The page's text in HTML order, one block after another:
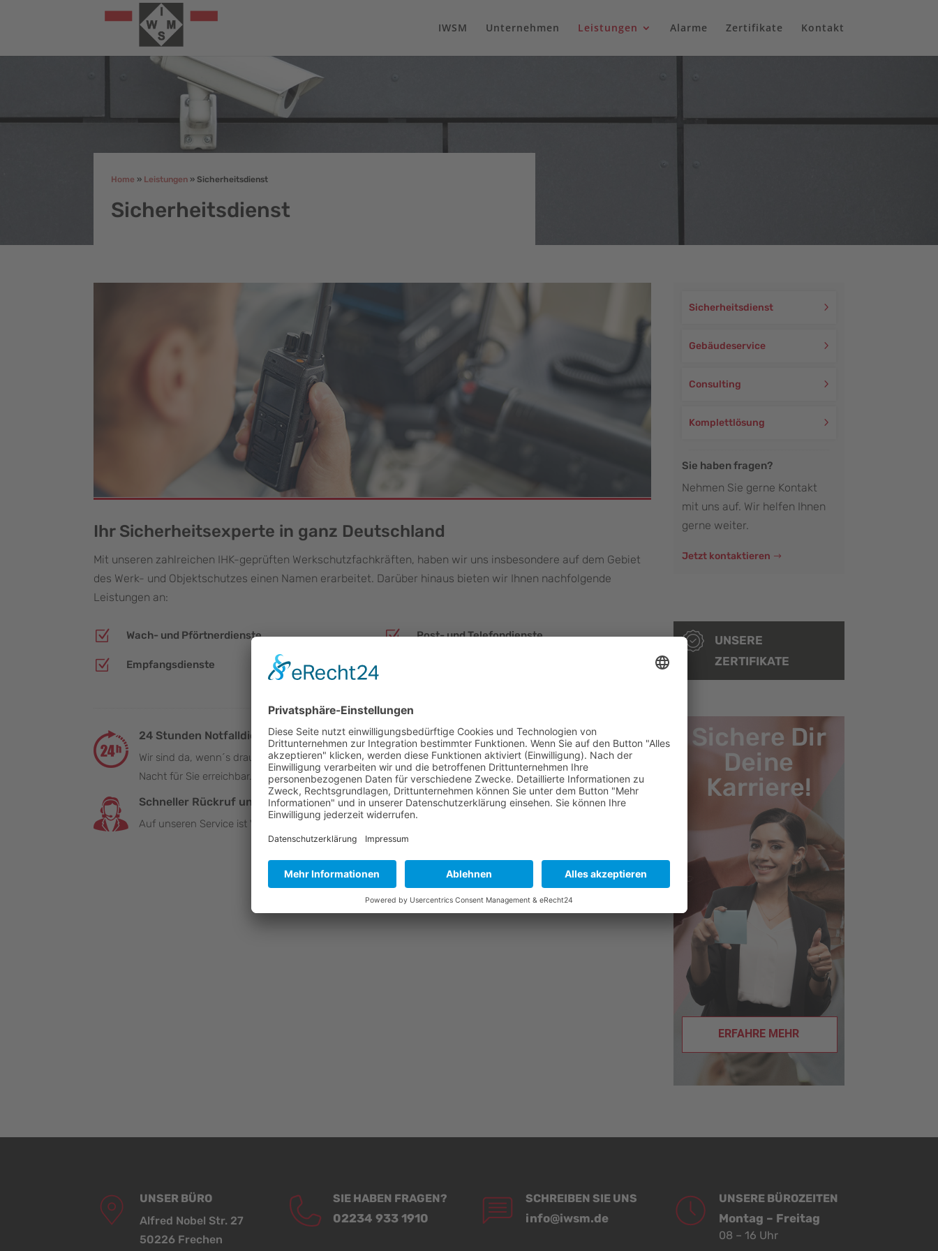
IWSM Unternehmen Leistungen Alarme Zertifikate Kontakt
Home » Leistungen »Sicherheitsdienst
Sicherheitsdienst
Ihr Sicherheitsexperte in ganz Deutschland
Mit unseren zahlreichen IHK-geprüften Werkschutzfachkräften, haben wir uns insbesondere auf dem Gebiet
des Werk- und Objektschutzes einen Namen erarbeitet. Darüber hinaus bieten wir Ihnen nachfolgende
Leistungen an:
Z Wach- und Pförtnerdienste
Z Empfangsdienste
Z Post- und Telefondienste
24 Stunden Notfalldienst
Wir sind da, wenn´s drauf ankommt! Tag und
Nacht für Sie erreichbar.
Schneller Rückruf und Antwort
Auf unseren Service ist Verlass.
Professionelle Diagnose
Kompetent und routiniert helfen wir Ihnen bei
der Lösung Ihres Problems.
Sicherheitsdienst
Gebäudeservice
Consulting
Komplettlösung
Sie haben fragen?
Nehmen Sie gerne Kontakt
mit uns auf. Wir helfen Ihnen
gerne weiter.
Jetzt kontaktieren
UNSERE
ZERTIFIKATE
Sichere Dir
Deine
Karriere!
ERFAHRE MEHR
UNSER BÜRO
Alfred Nobel Str. 27
50226 Frechen
SIE HABEN FRAGEN?
02234 933 1910
SCHREIBEN SIE UNS
info@iwsm.de
UNSERE BÜROZEITEN
Montag – Freitag
08 – 16 Uhr